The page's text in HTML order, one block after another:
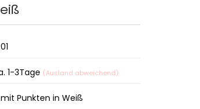
1-3Tage (Ausland abweichend)
Punkten in Weiß